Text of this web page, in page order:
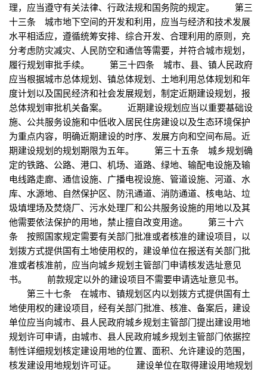
理，应当遵守有关法律、行政法规和国务院的规定。 第三
十三条 城市地下空间的开发和利用，应当与经济和技术发展
水平相适应，遵循统筹安排、综合开发、合理利用的原则，充
分考虑防灾减灾、人民防空和通信等需要，并符合城市规划，
履行规划审批手续。 第三十四条 城市、县、镇人民政府
应当根据城市总体规划、镇总体规划、土地利用总体规划和年
度计划以及国民经济和社会发展规划，制定近期建设规划，报
总体规划审批机关备案。 近期建设规划应当以重要基础设
施、公共服务设施和中低收入居民住房建设以及生态环境保护
为重点内容，明确近期建设的时序、发展方向和空间布局。近
期建设规划的规划期限为五年。 第三十五条 城乡规划确
定的铁路、公路、港口、机场、道路、绿地、输配电设施及输
电线路走廊、通信设施、广播电视设施、管道设施、河道、水
库、水源地、自然保护区、防汛通道、消防通道、核电站、垃
圾填埋场及焚烧厂、污水处理厂和公共服务设施的用地以及其
他需要依法保护的用地，禁止擅自改变用途。 第三十六
条 按照国家规定需要有关部门批准或者核准的建设项目，以
划拨方式提供国有土地使用权的，建设单位在报送有关部门批
准或者核准前，应当向城乡规划主管部门申请核发选址意见
书。 前款规定以外的建设项目不需要申请选址意见书。
第三十七条 在城市、镇规划区内以划拨方式提供国有土
地使用权的建设项目，经有关部门批准、核准、备案后，建设
单位应当向城市、县人民政府城乡规划主管部门提出建设用地
规划许可申请，由城市、县人民政府城乡规划主管部门依据控
制性详细规划核定建设用地的位置、面积、允许建设的范围，
核发建设用地规划许可证。 建设单位在取得建设用地规划